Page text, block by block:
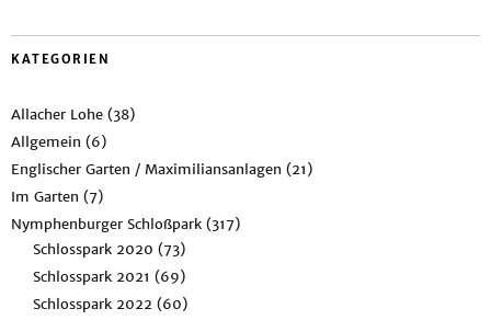
KATEGORIEN
Allacher Lohe (38)
Allgemein (6)
Englischer Garten / Maximiliansanlagen (21)
Im Garten (7)
Nymphenburger Schloßpark (317)
Schlosspark 2020 (73)
Schlosspark 2021 (69)
Schlosspark 2022 (60)